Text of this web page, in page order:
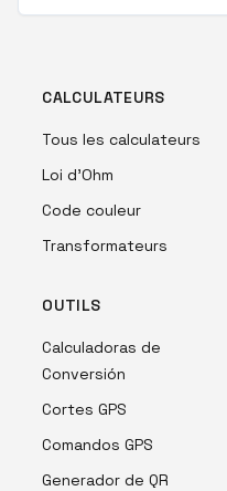
CALCULATEURS
Tous les calculateurs
Loi d'Ohm
Code couleur
Transformateurs
OUTILS
Calculadoras de
Conversión
Cortes GPS
Comandos GPS
Generador de QR